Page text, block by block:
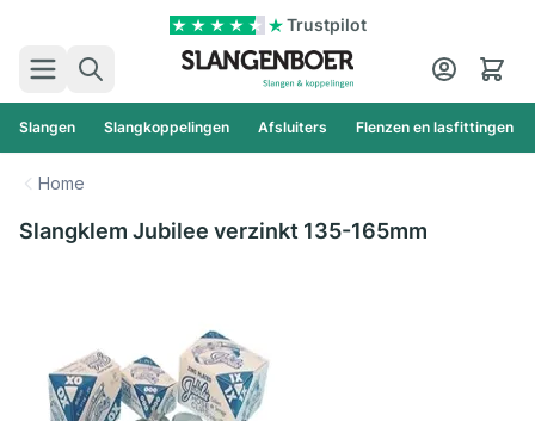
Trustpilot
Zoek
Cart
Slangen Slangkoppelingen Afsluiters Flenzen en lasfittingen
Home
Slangklem Jubilee verzinkt 135-165mm